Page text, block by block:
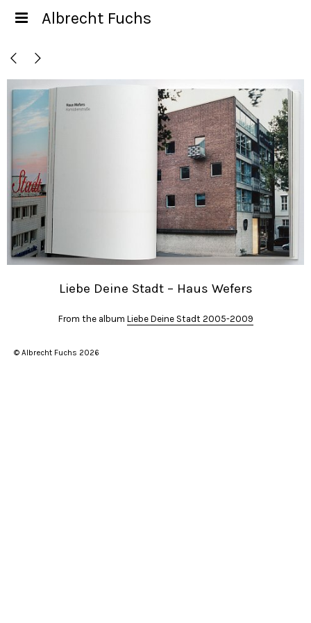
Albrecht Fuchs
Liebe Deine Stadt – Haus Wefers
From the album Liebe Deine Stadt 2005-2009
© Albrecht Fuchs 2026